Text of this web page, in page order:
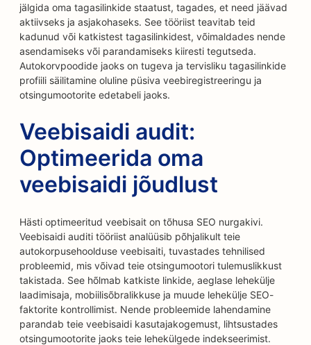
jälgida oma tagasilinkide staatust, tagades, et need jäävad
aktiivseks ja asjakohaseks. See tööriist teavitab teid
kadunud või katkistest tagasilinkidest, võimaldades nende
asendamiseks või parandamiseks kiiresti tegutseda.
Autokorvpoodide jaoks on tugeva ja tervisliku tagasilinkide
profiili säilitamine oluline püsiva veebiregistreeringu ja
otsingumootorite edetabeli jaoks.
Veebisaidi audit:
Optimeerida oma
veebisaidi jõudlust
Hästi optimeeritud veebisait on tõhusa SEO nurgakivi.
Veebisaidi auditi tööriist analüüsib põhjalikult teie
autokorpusehoolduse veebisaiti, tuvastades tehnilised
probleemid, mis võivad teie otsingumootori tulemuslikkust
takistada. See hõlmab katkiste linkide, aeglase lehekülje
laadimisaja, mobiilisõbralikkuse ja muude lehekülje SEO-
faktorite kontrollimist. Nende probleemide lahendamine
parandab teie veebisaidi kasutajakogemust, lihtsustades
otsingumootorite jaoks teie lehekülgede indekseerimist.